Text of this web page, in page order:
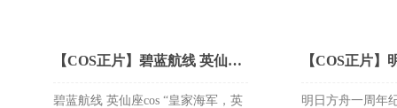
【COS正片】碧蓝航线 英仙座cos cn婉Yue
碧蓝航线 英仙座cos “皇家海军，英
明日方舟一周年